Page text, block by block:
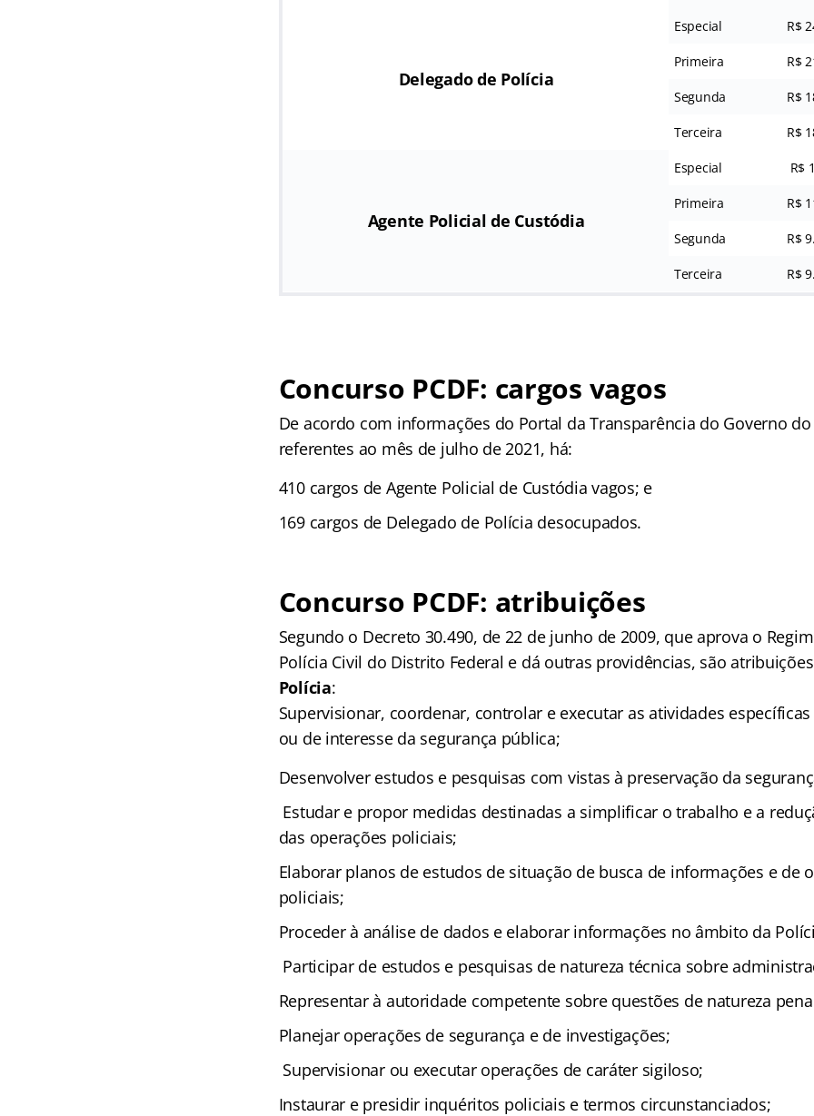
Delegado de Polícia
Especial R$
Primeira R$
Segunda R$
Terceira R$
Agente Policial de Custódia
Especial R$
Primeira R$
Segunda R$
Terceira R$
Concurso PCDF: cargos vagos
De acordo com informações do Portal da Transparência do Governo
referentes ao mês de julho de 2021, há:
410 cargos de Agente Policial de Custódia vagos; e
169 cargos de Delegado de Polícia desocupados.
Concurso PCDF: atribuições
Segundo o Decreto 30.490, de 22 de junho de 2009, que aprova o
Polícia Civil do Distrito Federal e dá outras providências, são
Polícia:
Supervisionar, coordenar, controlar e executar as atividades
ou de interesse da segurança pública;
Desenvolver estudos e pesquisas com vistas à preservação da
Estudar e propor medidas destinadas a simplificar o trabalho e a
das operações policiais;
Elaborar planos de estudos de situação de busca de informações e de
policiais;
Proceder à análise de dados e elaborar informações no âmbito da
Participar de estudos e pesquisas de natureza técnica sobre
Representar à autoridade competente sobre questões de natureza
Planejar operações de segurança e de investigações;
Supervisionar ou executar operações de caráter sigiloso;
Instaurar e presidir inquéritos policiais e termos circunstanciados;